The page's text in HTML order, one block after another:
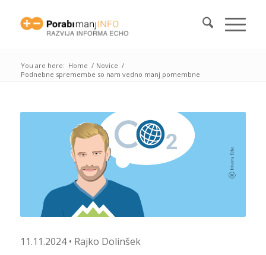
You are here: Home / Novice /
Podnebne spremembe so nam vedno manj pomembne
11.11.2024 • Rajko Dolinšek